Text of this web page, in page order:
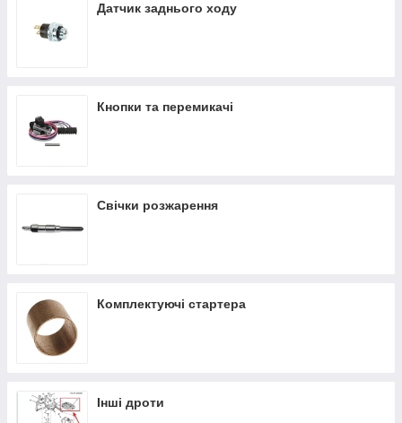
Датчик заднього ходу
Кнопки та перемикачі
Свічки розжарення
Комплектуючі стартера
Інші дроти